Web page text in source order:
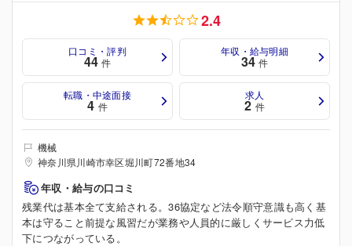
2.4
口コミ・評判
44 件
年収・給与明細
34 件
転職・中途面接
4 件
求人
2 件
機械
神奈川県川崎市幸区堀川町72番地34
年収・給与の口コミ
残業代は基本全て支給される。36協定など法令順守意識も高く基
本は守ること前提な風習だが業務や人員的に厳しくサービス力低
下につながっている。